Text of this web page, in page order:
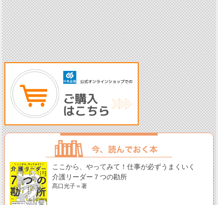
ここから、やってみて！仕事が必ずうまくいく
介護リーダー７つの勘所
髙口光子＝著